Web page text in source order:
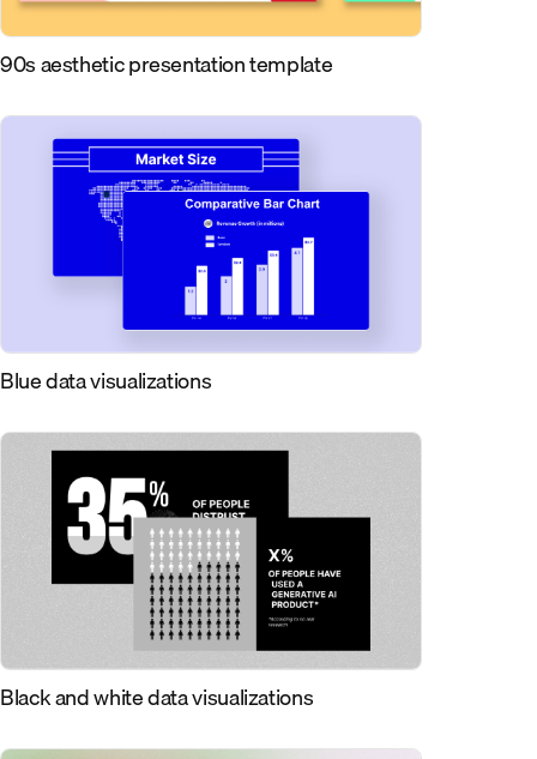
90s aesthetic presentation template
Blue data visualizations
Black and white data visualizations